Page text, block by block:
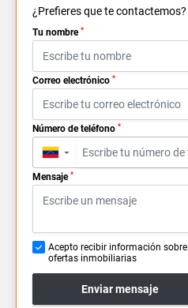
¿Prefieres que te contactemos?
Tu nombre *
Correo electrónico *
Número de teléfono *
▼
Mensaje *
Acepto recibir información sobre
ofertas inmobiliarias
Enviar mensaje